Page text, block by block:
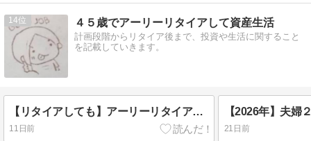
14 ４５歳でアーリーリタイアして資産生活
計画段階からリタイア後まで、投資や生活に関すること
を記載していきます。
【リタイアしても】アーリーリタイアできない問題
11日前
【2026年】夫婦
21日前